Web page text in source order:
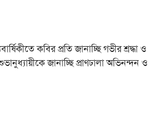
কবির প্রতি জানাচ্ছি গভীর শ্রদ্ধা ও
জানাচ্ছি প্রাণঢালা অভিনন্দন ও